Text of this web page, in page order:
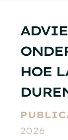
HOE
2026